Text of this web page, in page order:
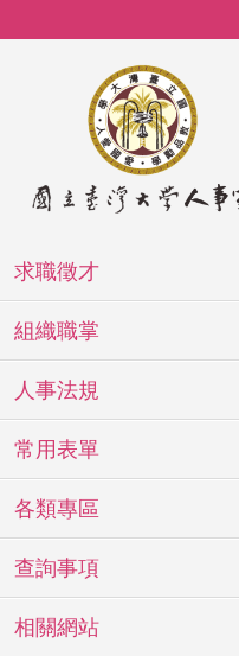
求職徵才
組織職掌
人事法規
常用表單
各類專區
查詢事項
相關網站